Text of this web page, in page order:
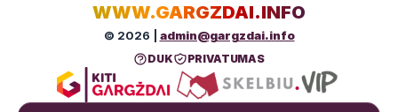
WWW.GARGZDAI.INFO
© 2026 | admin@gargzdai.info
DUK PRIVATUMAS